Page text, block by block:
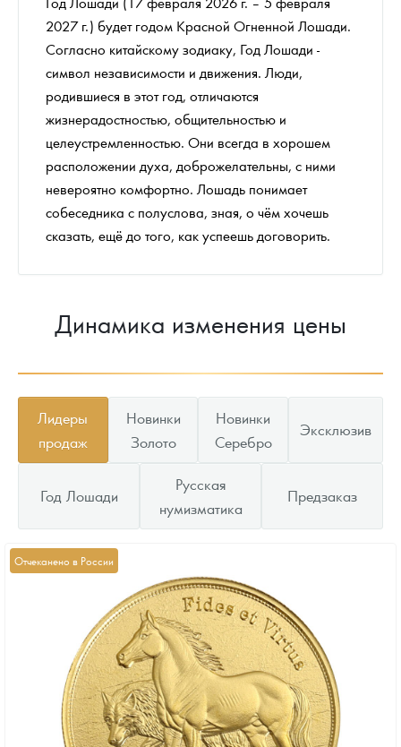
2027 г.) будет годом Красной Огненной Лошади.
Согласно китайскому зодиаку, Год Лошади -
символ независимости и движения. Люди,
родившиеся в этот год, отличаются
жизнерадостностью, общительностью и
целеустремленностью. Они всегда в хорошем
расположении духа, доброжелательны, с ними
невероятно комфортно. Лошадь понимает
собеседника с полуслова, зная, о чём хочешь
сказать, ещё до того, как успеешь договорить.
Динамика изменения цены
Лидеры
продаж
Новинки
Золото
Новинки
Серебро
Эксклюзив
Год Лошади
Русская
нумизматика
Предзаказ
Отчеканено в России